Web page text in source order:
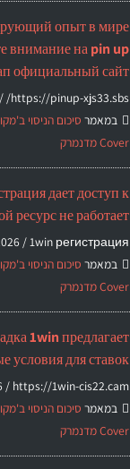
опыт в мире
внимание на pin up
официальный сайт.
https://pinup-xjs33.sbs/ /
במאמר
Cover מדנמרק
дает доступ к
ресурс не работает.
1win регистрация /
במאמר
Cover מדנמרק
1win предлагает
условия для ставок.
https://1win-cis22.cam /
במאמר
Cover מדנמרק